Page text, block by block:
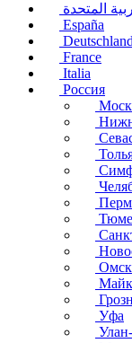
المتحدة
España
Deutschland
France
Italia
Россия
Омск
Уфа